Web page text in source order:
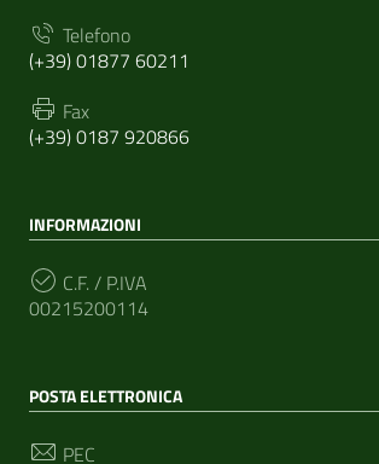
Telefono
(+39) 01877 60211
Fax
(+39) 0187 920866
INFORMAZIONI
C.F. / P.IVA
00215200114
POSTA ELETTRONICA
PEC